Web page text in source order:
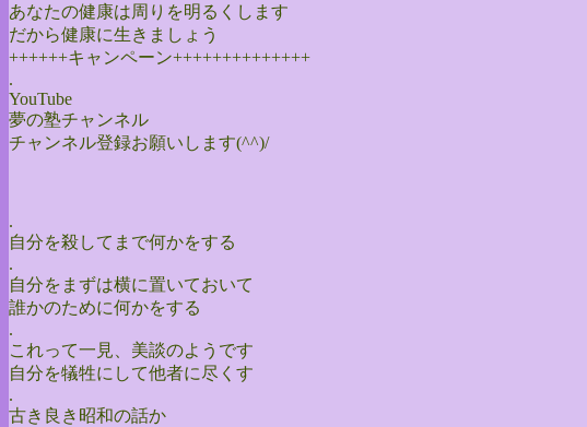
あなたの健康は周りを明るくします
だから健康に生きましょう
++++++キャンペーン++++++++++++++
.
YouTube
夢の塾チャンネル
チャンネル登録お願いします(^^)/
.
自分を殺してまで何かをする
.
自分をまずは横に置いておいて
誰かのために何かをする
.
これって一見、美談のようです
自分を犠牲にして他者に尽くす
.
古き良き昭和の話か